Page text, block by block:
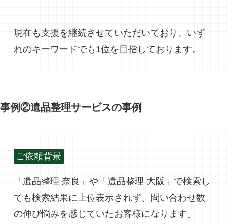
現在も支援を継続させていただいており、いず
れのキーワードでも1位を目指しております。
事例②遺品整理サービスの事例
ご依頼背景
「遺品整理 奈良」や「遺品整理 大阪」で検索し
ても検索結果に上位表示されず、問い合わせ数
の伸び悩みを感じていたお客様になります。